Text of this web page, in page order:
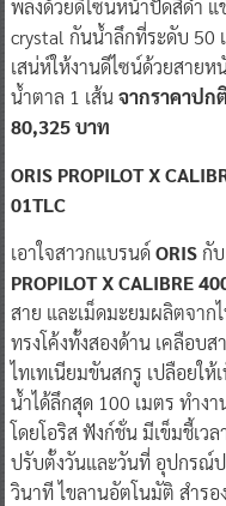
พลังด้วยดีไซน์หน้าปัดสีดำ แ
crystal กันน้ำลึกที่ระดับ 50
เสน่ห์ให้งานดีไซน์ด้วยสาย
น้ำตาล 1 เส้นจากราคาปก
80,325 บาท
ORIS PROPILOT X
01TLC
เอาใจสาวกแบรนด์ORISกับ
PROPILOT X CALIBRE
สาย และเม็ดมะยมผลิตจาก
ทรงโค้งทั้งสองด้าน เคลือบ
ไทเทเนียมขันสกรู เปลือยใ
น้ำได้ลึกสุด 100 เมตร ทำง
โดยโอริส ฟังก์ชั่น มีเข็มชี้เว
ปรับตั้งวันและวันที่ อุปกรณ์ป
วินาที ไขลานอัตโนมัติ สำรอ